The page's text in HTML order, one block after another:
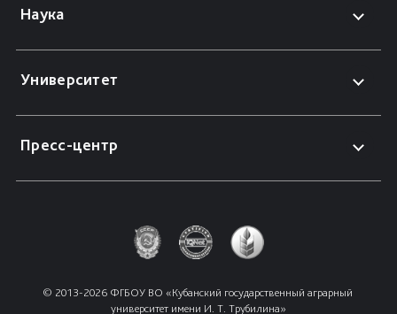
Наука
Университет
Пресс-центр
© 2013-2026 ФГБОУ ВО «Кубанский государственный аграрный
университет имени И. Т. Трубилина»